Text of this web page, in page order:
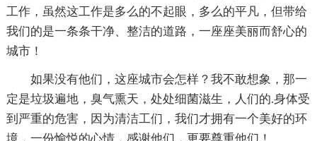
工作，虽然这工作是多么的不起眼，多么的平凡，但带给
我们的是一条条干净、整洁的道路，一座座美丽而舒心的
城市！
如果没有他们，这座城市会怎样？我不敢想象，那一
定是垃圾遍地，臭气熏天，处处细菌滋生，人们的.身体受
到严重的危害，因为清洁工们，我们才拥有一个美好的环